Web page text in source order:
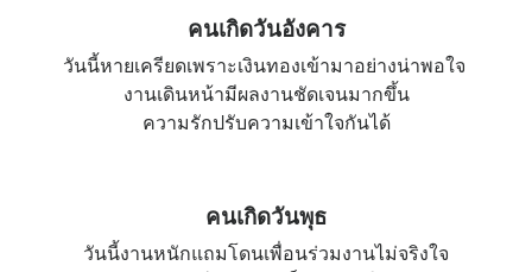
คนเกิดวันอังคาร
วันนี้หายเครียดเพราะเงินทองเข้ามาอย่างน่าพอใจ
งานเดินหน้ามีผลงานชัดเจนมากขึ้น
ความรักปรับความเข้าใจกันได้
คนเกิดวันพุธ
วันนี้งานหนักแถมโดนเพื่อนร่วมงานไม่จริงใจ